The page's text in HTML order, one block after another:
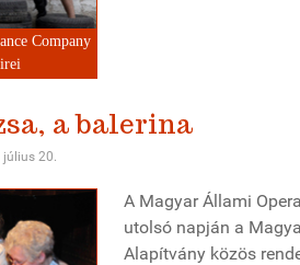
Company
a balerina
július 20.
A Magyar Állami
utolsó napján a
Alapítvány közös